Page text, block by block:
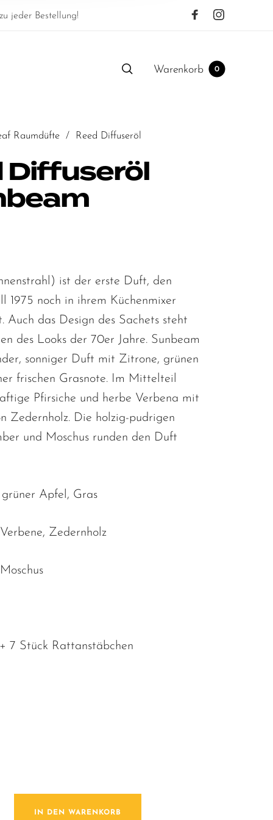
jeder Bestellung!
Warenkorb 0
Raumdüfte / Reed Diffuseröl
Diffuseröl
ist der erste Duft, den
1975 noch in ihrem Küchenmixer
Auch das Design des Sachets steht
des Looks der 70er Jahre. Sunbeam
sonniger Duft mit Zitrone, grünen
frischen Grasnote. Im Mittelteil
Pfirsiche und herbe Verbena mit
Zedernholz. Die holzig-pudrigen
und Moschus runden den Duft
Apfel, Gras
Zedernholz
7 Stück Rattanstäbchen
Menge
IN DEN WARENKORB